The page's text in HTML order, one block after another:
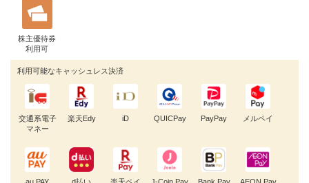
株主優待券
利用可
利用可能なキャッシュレス決済
交通系電子
マネー
楽天Edy iD QUICPay PayPay メルペイ